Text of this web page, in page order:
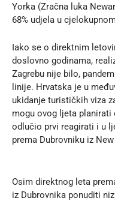
Yorka (Zračna luka
68% udjela u
Iako se o direktnim
doslovno godinama,
Zagrebu nije bilo,
linije. Hrvatska je u
ukidanje turističkih viza
mogu ovog ljeta planirati
odlučio prvi reagirati i u
prema Dubrovniku iz
Osim direktnog leta
iz Dubrovnika ponuditi